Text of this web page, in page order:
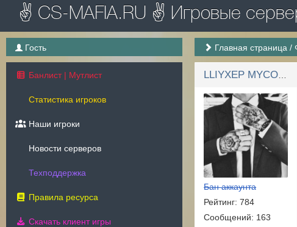
✌ CS-MAFIA.RU ✌ Игровые
Гость
Банлист | Мутлист
Статистика игроков
Наши игроки
Новости серверов
Техподдержка
Правила ресурса
Скачать клиент игры
Главная страница /
Бан аккаунта
Рейтинг: 784
Сообщений: 163